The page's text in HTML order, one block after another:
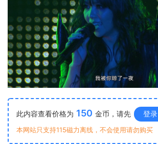
此内容查看价格为 150 金币，请先 登录
本网站只支持115磁力离线，不会使用请勿购买